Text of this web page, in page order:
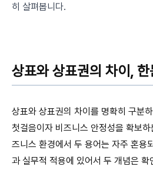
히 살펴봅니다.
상표와 상표권의 차이,
상표와 상표권의 차이를 명확히 구분
첫걸음이자 비즈니스 안정성을 확보하
즈니스 환경에서 두 용어는 자주 혼용
과 실무적 적용에 있어서 두 개념은 확